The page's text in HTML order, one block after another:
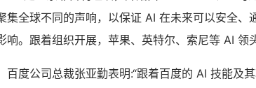
集全球不同的声响，以保证 AI 在未来可以安全、
。跟着组织开展， 苹果、 英特尔、 索尼等 AI 领
百度公司总裁张亚勤表明:“跟着百度的 AI 技能及